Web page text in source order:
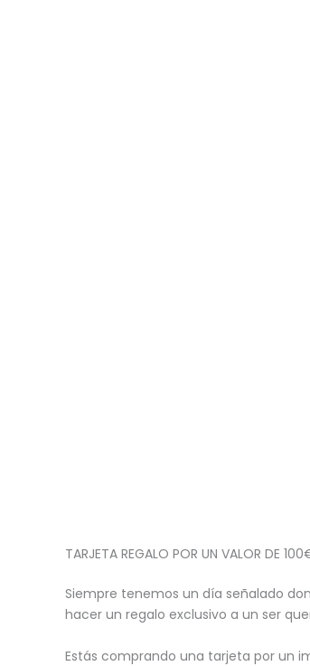
TARJETA REGALO POR UN VALOR
Siempre tenemos un día señalado
hacer un regalo exclusivo a un ser
Estás comprando una tarjeta por un